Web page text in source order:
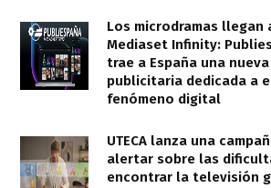
Los microdramas llegan
Mediaset Infinity:
trae a España una
publicitaria dedicada a
fenómeno digital
UTECA lanza una
alertar sobre las
encontrar la televisión